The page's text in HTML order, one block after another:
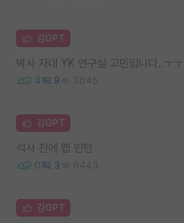
김GPT
박사 자대 YK 연구실 고민입니다..ㅜㅜ
4 9 3645
김GPT
석사 전에 랩 인턴
0 3 6443
김GPT